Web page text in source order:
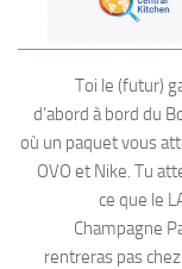
Toi le (futur)
d’abord à bord du
où un paquet vous
OVO et Nike. Tu
ce que le
Champagne
rentreras pas